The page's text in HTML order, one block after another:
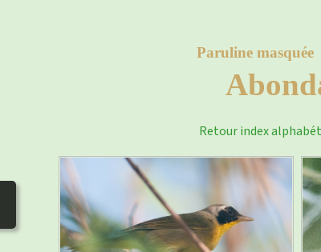
Paruline masquée
Retour index